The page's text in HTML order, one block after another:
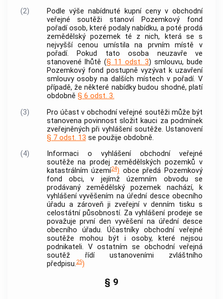
(2)
Podle výše nabídnuté kupní ceny v obchodní
veřejné soutěži stanoví Pozemkový fond
pořadí osob, které podaly nabídku, a poté prodá
zemědělský pozemek té z nich, která se s
nejvyšší cenou umístila na prvním místě v
pořadí. Pokud tato osoba neuzavře ve
stanovené lhůtě (§ 11 odst. 3) smlouvu, bude
Pozemkový fond postupně vyzývat k uzavření
smlouvy osoby na dalších místech v pořadí. V
případě, že některé nabídky budou shodné, platí
obdobně § 6 odst. 3.
(3)
Pro účast v obchodní veřejné soutěži může být
stanovena povinnost složit kauci za podmínek
zveřejněných při vyhlášení soutěže. Ustanovení
§ 7 odst. 13 se použije obdobně.
(4)
Informaci o vyhlášení obchodní veřejné
soutěže na prodej zemědělských pozemků v
katastrálním území24) obce předá Pozemkový
fond obci, v jejímž územním obvodu se
prodávaný zemědělský pozemek nachází, k
vyhlášení vyvěšením na úřední desce obecního
úřadu a zároveň ji zveřejní v denním tisku s
celostátní působností. Za vyhlášení prodeje se
považuje první den vyvěšení na úřední desce
obecního úřadu. Účastníky obchodní veřejné
soutěže mohou být i osoby, které nejsou
podnikateli. V ostatním se obchodní veřejná
soutěž řídí ustanoveními zvláštního
předpisu.25)
§ 9